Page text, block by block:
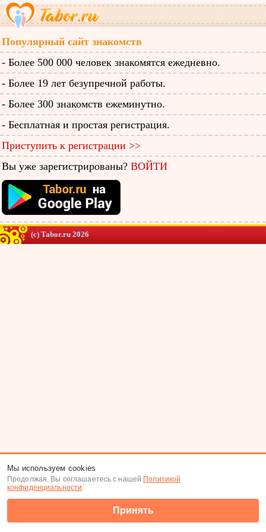
Популярный сайт знакомств
- Более 500 000 человек знакомятся ежедневно.
- Более 19 лет безупречной работы.
- Более 300 знакомств ежеминутно.
- Бесплатная и простая регистрация.
Приступить к регистрации >>
Вы уже зарегистрированы? ВОЙТИ
(c) Tabor.ru 2026
Мы используем cookies
Продолжая, Вы соглашаетесь с нашей Политикой
конфиденциальности.
Принять